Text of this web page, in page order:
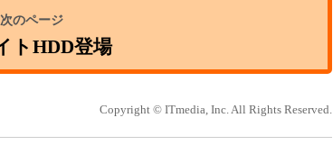
トHDD登場
Copyright © ITmedia, Inc. All Rights Reserved.